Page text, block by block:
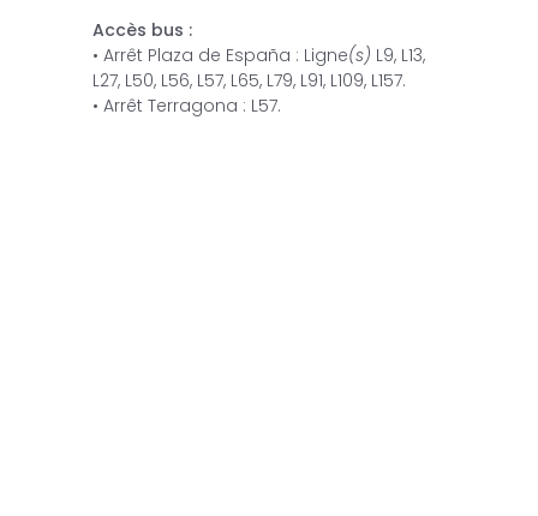
Accès bus :
• Arrêt Plaza de España : Ligne(s) L9, L13,
L27, L50, L56, L57, L65, L79, L91, L109, L157.
• Arrêt Terragona : L57.